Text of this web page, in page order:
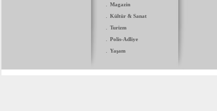
. Magazin
. Kültür & Sanat
. Turizm
. Polis-Adliye
. Yaşam